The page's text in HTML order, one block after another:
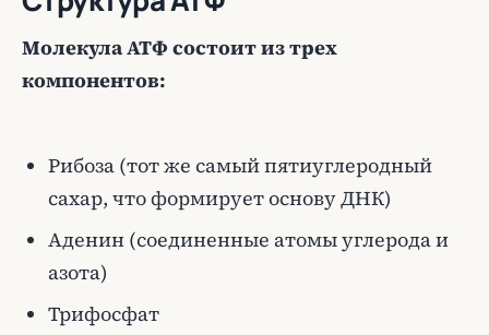
Молекула АТФ состоит из трех
компонентов:
Рибоза (тот же самый пятиуглеродный
сахар, что формирует основу ДНК)
Аденин (соединенные атомы углерода и
азота)
Трифосфат